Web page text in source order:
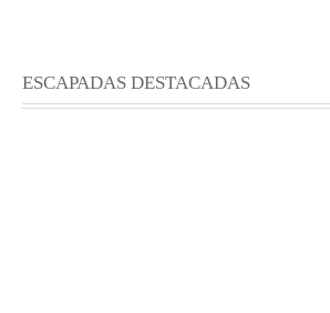
ESCAPADAS DESTACADAS